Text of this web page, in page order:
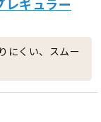
にくい、スムー